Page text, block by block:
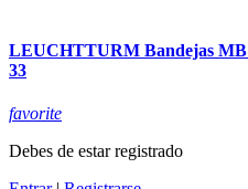
LEUCHTTURM Bandejas MB
33
favorite
Debes de estar registrado